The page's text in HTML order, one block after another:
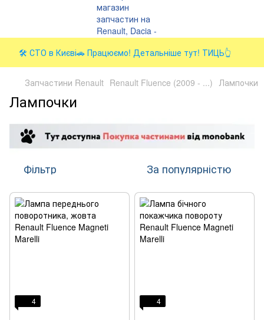
🛠️ СТО в Києві🚗 Працюємо! Детальніше тут! ТИЦЬ👆
Запчастини Renault Renault Fluence (2009 - ...) Лампочки
Лампочки
Фільтр За популярністю
4 4